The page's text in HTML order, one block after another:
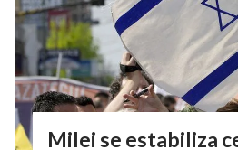
Milei se estabiliza